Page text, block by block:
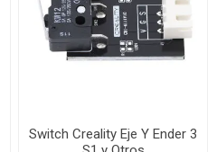
Switch Creality Eje Y Ender 3